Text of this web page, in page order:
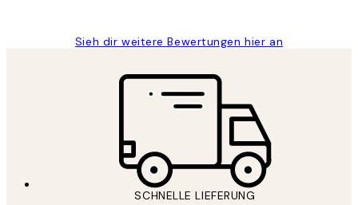
Sieh dir weitere Bewertungen hier an
SCHNELLE LIEFERUNG